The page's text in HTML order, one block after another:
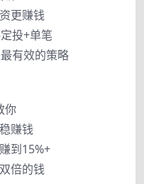
更赚钱
投+单笔
有效的策略
你
赚钱
到15%+
倍的钱